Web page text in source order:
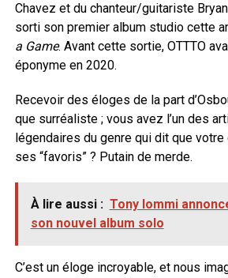
Chavez et du chanteur/guitariste
sorti son premier album studio cette
a Game. Avant cette sortie, OTTTO
éponyme en 2020.
Recevoir des éloges de la part
que surréaliste ; vous avez l’un des
légendaires du genre qui dit que votre
ses “favoris” ? Putain de merde.
À lire aussi : Tony Iommi
son nouvel album solo
C’est un éloge incroyable, et nous